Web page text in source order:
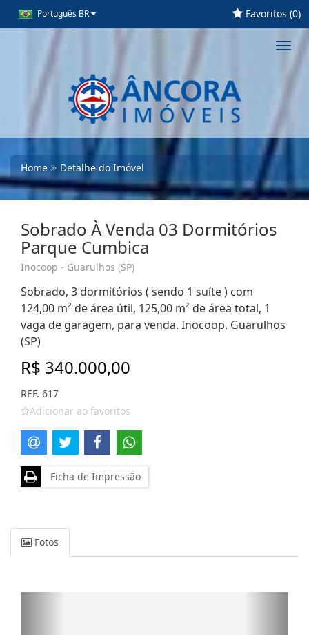
Português BR Favoritos (0)
Home Detalhe do Imóvel
Sobrado À Venda 03 Dormitórios
Parque Cumbica
Inocoop - Guarulhos (SP)
Sobrado, 3 dormitórios ( sendo 1 suíte ) com
124,00 m² de área útil, 125,00 m² de área total, 1
vaga de garagem, para venda. Inocoop, Guarulhos
(SP)
R$ 340.000,00
REF. 617
Adicionar ao favoritos
Ficha de Impressão
Fotos